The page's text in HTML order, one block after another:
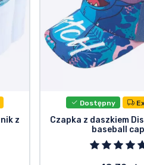
z
Dostępny
Czapka z daszkiem
baseball cap